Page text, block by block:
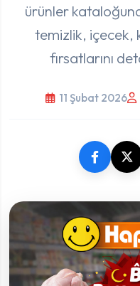
ürünler
temizlik, içecek,
fırsatlarını
11 Şubat 2026